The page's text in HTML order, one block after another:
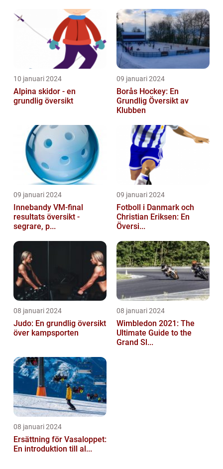
10 januari 2024
Alpina skidor - en
grundlig översikt
09 januari 2024
Borås Hockey: En
Grundlig Översikt av
Klubben
09 januari 2024
Innebandy VM-final
resultats översikt -
segrare, p...
09 januari 2024
Fotboll i Danmark och
Christian Eriksen: En
Översi...
08 januari 2024
Judo: En grundlig översikt
över kampsporten
08 januari 2024
Wimbledon 2021: The
Ultimate Guide to the
Grand Sl...
08 januari 2024
Ersättning för Vasaloppet:
En introduktion till al...